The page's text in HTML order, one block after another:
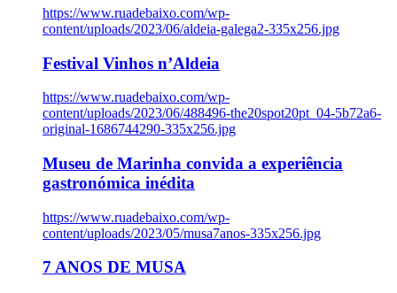
https://www.ruadebaixo.com/wp-
content/uploads/2023/06/aldeia-galega2-335x256.jpg
Festival Vinhos n’Aldeia
https://www.ruadebaixo.com/wp-
content/uploads/2023/06/488496-the20spot20pt_04-5b72a6-
original-1686744290-335x256.jpg
Museu de Marinha convida a experiência
gastronómica inédita
https://www.ruadebaixo.com/wp-
content/uploads/2023/05/musa7anos-335x256.jpg
7 ANOS DE MUSA